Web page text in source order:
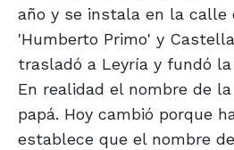
año y se instala en la calle
'Humberto Primo' y
trasladó a Leyría y fundó
En realidad el nombre de
papá. Hoy cambió porque
establece que el nombre